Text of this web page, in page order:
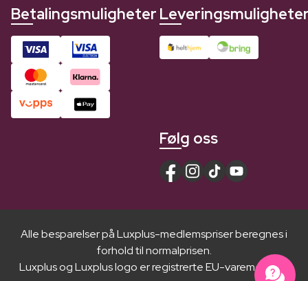
Betalingsmuligheter
Følg oss
Alle besparelser på Luxplus-medlemspriser beregnes i
forhold til normalprisen.
Luxplus og Luxplus logo er registrerte EU-varemerker ®